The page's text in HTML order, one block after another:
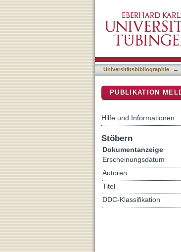
Universitätsbibliographie →
PUBLIKATION
Hilfe und Informationen
Stöbern
Dokumentanzeige
Erscheinungsdatum
Autoren
Titel
DDC-Klassifikation